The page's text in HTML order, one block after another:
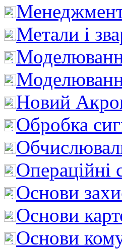
Метали і
Новий
Обробка
Операційні
Основи
Основи
Основи